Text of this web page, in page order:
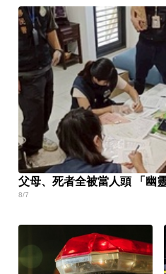
父母、死者全被當人頭 「幽
8/7